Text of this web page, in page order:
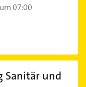
07:00
Sanitär und